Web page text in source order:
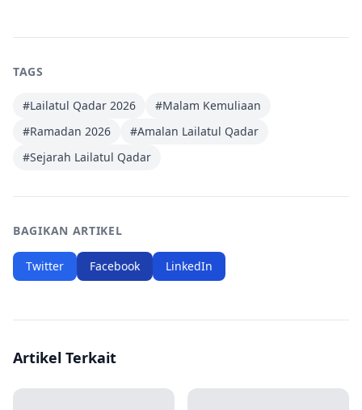
TAGS
#Lailatul Qadar 2026 #Malam Kemuliaan
#Ramadan 2026 #Amalan Lailatul Qadar
#Sejarah Lailatul Qadar
BAGIKAN ARTIKEL
Twitter Facebook LinkedIn
Artikel Terkait